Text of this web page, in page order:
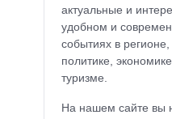
актуальные и
удобном и
событиях в
политике,
туризме.
На нашем сайте вы